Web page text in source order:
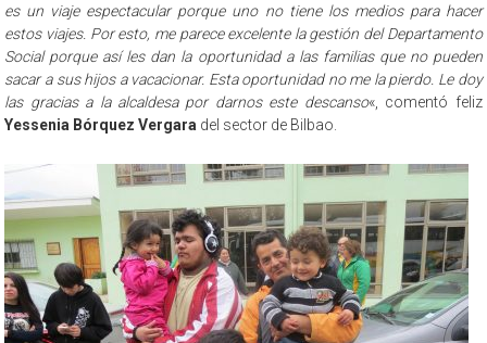
es un viaje espectacular porque uno no tiene los medios para hacer
estos viajes. Por esto, me parece excelente la gestión del Departamento
Social porque así les dan la oportunidad a las familias que no pueden
sacar a sus hijos a vacacionar. Esta oportunidad no me la pierdo. Le doy
las gracias a la alcaldesa por darnos este descanso«, comentó feliz
Yessenia Bórquez Vergara del sector de Bilbao.